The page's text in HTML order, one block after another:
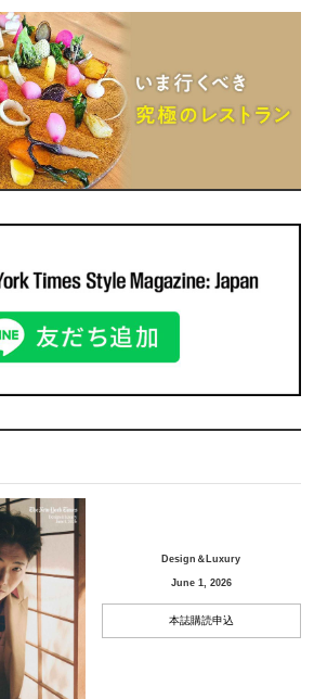
Design＆Luxury
June 1, 2026
本誌購読申込